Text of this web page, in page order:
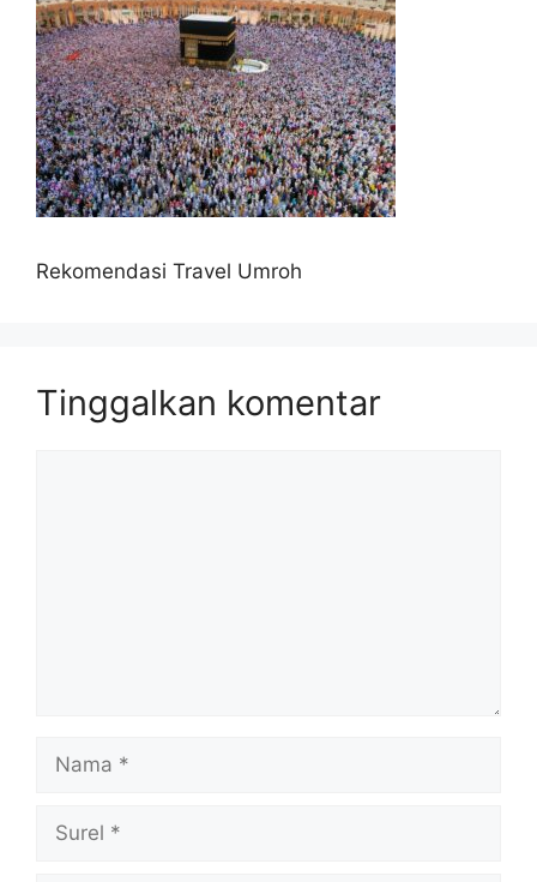
Rekomendasi Travel Umroh
Tinggalkan komentar